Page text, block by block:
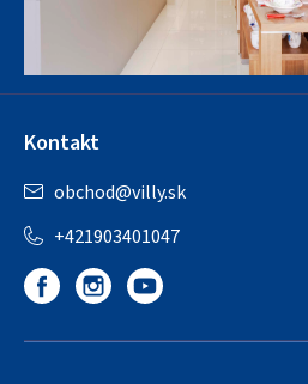
Kontakt
obchod@villy.sk
+421903401047